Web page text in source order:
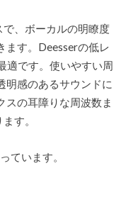
、ボーカルの明瞭度
ます。Deesserの低レ
適です。使いやすい周
明感のあるサウンドに
スの耳障りな周波数ま
す。
ています。